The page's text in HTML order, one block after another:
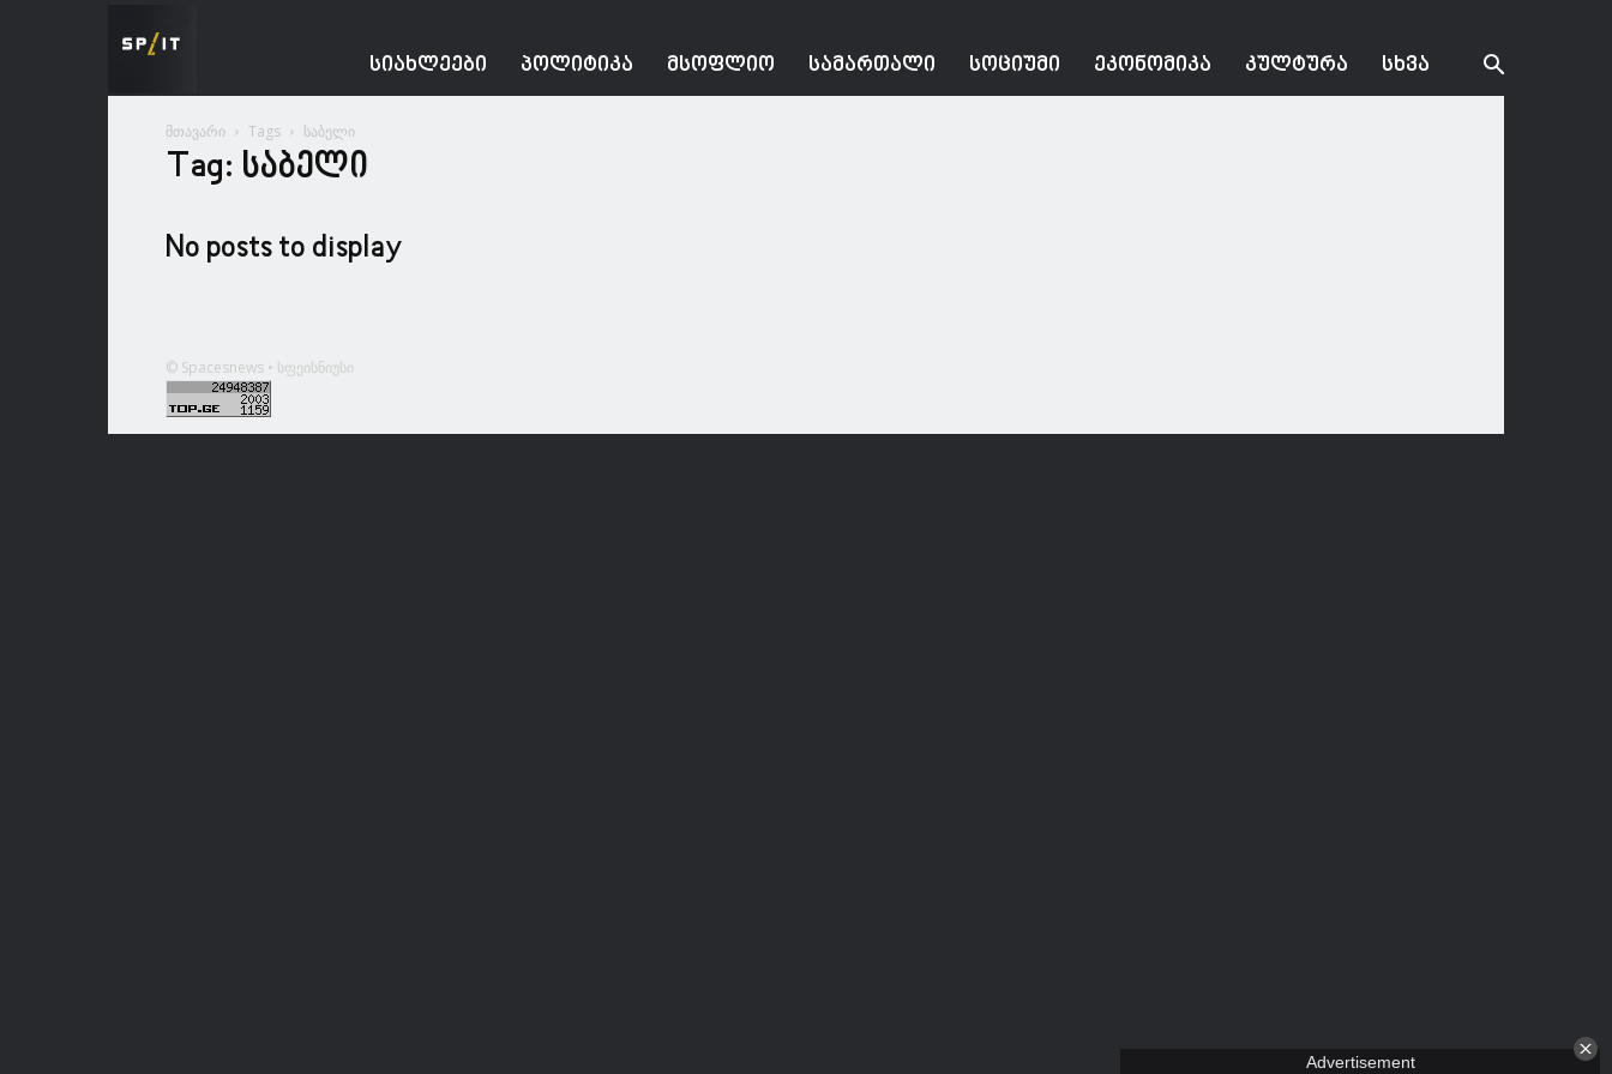
ᲡᲘᲐᲮᲚᲔᲔᲑᲘ ᲞᲝᲚᲘᲢᲘᲙᲐ ᲛᲡᲝᲤᲚᲘᲝ ᲡᲐᲛᲐᲠᲗᲐᲚᲘ ᲡᲝᲪᲘᲣᲛᲘ ᲔᲙᲝᲜᲝᲛᲘᲙᲐ ᲙᲣᲚᲢᲣᲠᲐ ᲡᲮᲕᲐ
მთავარი Tags საბელი
Tag: საბელი
No posts to display
© Spacesnews • სფეისნიუსი